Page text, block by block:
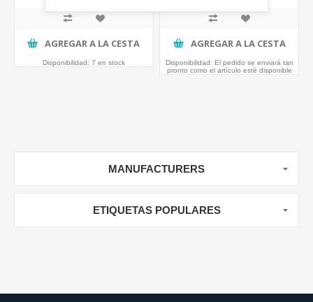
AGREGAR A LA CESTA
Disponibilidad: 7 en stock
AGREGAR A LA CESTA
Disponibilidad: El pedido se enviará tan
pronto como el artículo esté disponible
MANUFACTURERS
ETIQUETAS POPULARES